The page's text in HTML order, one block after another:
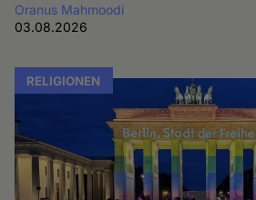
Oranus Mahmoodi
03.08.2026
RELIGIONEN